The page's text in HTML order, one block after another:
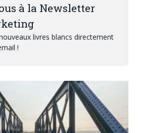
à la Newsletter
livres blancs directement
!